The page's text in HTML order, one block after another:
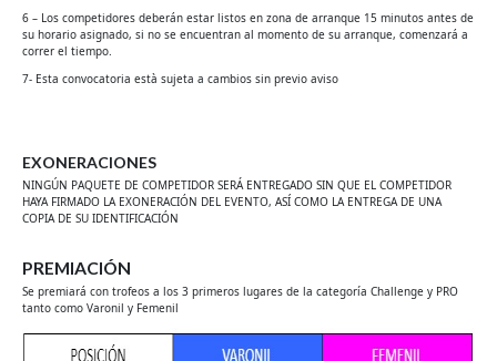
6 – Los competidores deberán estar listos en zona de arranque 15 minutos antes de
su horario asignado, si no se encuentran al momento de su arranque, comenzará a
correr el tiempo.
7- Esta convocatoria està sujeta a cambios sin previo aviso
EXONERACIONES
NINGÚN PAQUETE DE COMPETIDOR SERÁ ENTREGADO SIN QUE EL COMPETIDOR
HAYA FIRMADO LA EXONERACIÓN DEL EVENTO, ASÍ COMO LA ENTREGA DE UNA
COPIA DE SU IDENTIFICACIÓN
PREMIACIÓN
Se premiará con trofeos a los 3 primeros lugares de la categoría Challenge y PRO
tanto como Varonil y Femenil